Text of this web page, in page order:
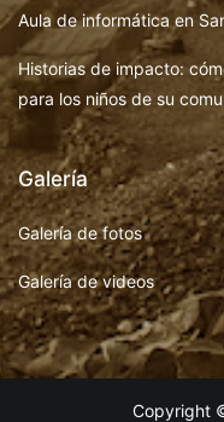
Aula de informática en
Historias de impacto:
para los niños de su
Galería
Galería de fotos
Galería de videos
Copyright